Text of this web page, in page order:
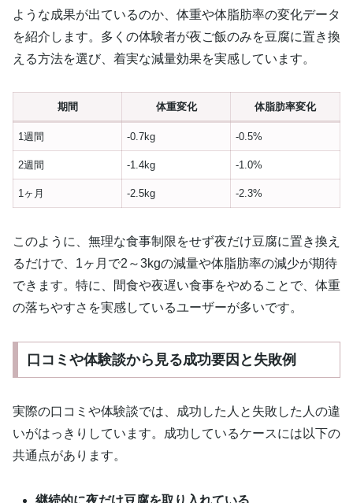
ような成果が出ているのか、体重や体脂肪率の変化データ
を紹介します。多くの体験者が夜ご飯のみを豆腐に置き換
える方法を選び、着実な減量効果を実感しています。
期間 体重変化 体脂肪率変化
1週間 -0.7kg -0.5%
2週間 -1.4kg -1.0%
1ヶ月 -2.5kg -2.3%
このように、無理な食事制限をせず夜だけ豆腐に置き換え
るだけで、1ヶ月で2～3kgの減量や体脂肪率の減少が期待
できます。特に、間食や夜遅い食事をやめることで、体重
の落ちやすさを実感しているユーザーが多いです。
口コミや体験談から見る成功要因と失敗例
実際の口コミや体験談では、成功した人と失敗した人の違
いがはっきりしています。成功しているケースには以下の
共通点があります。
継続的に夜だけ豆腐を取り入れている